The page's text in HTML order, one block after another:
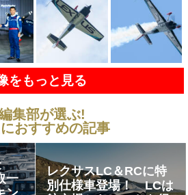
をもっと見る
集部が選ぶ!
おすすめの記事
一
レクサスLC＆RCに特
別仕様車登場！ LCは